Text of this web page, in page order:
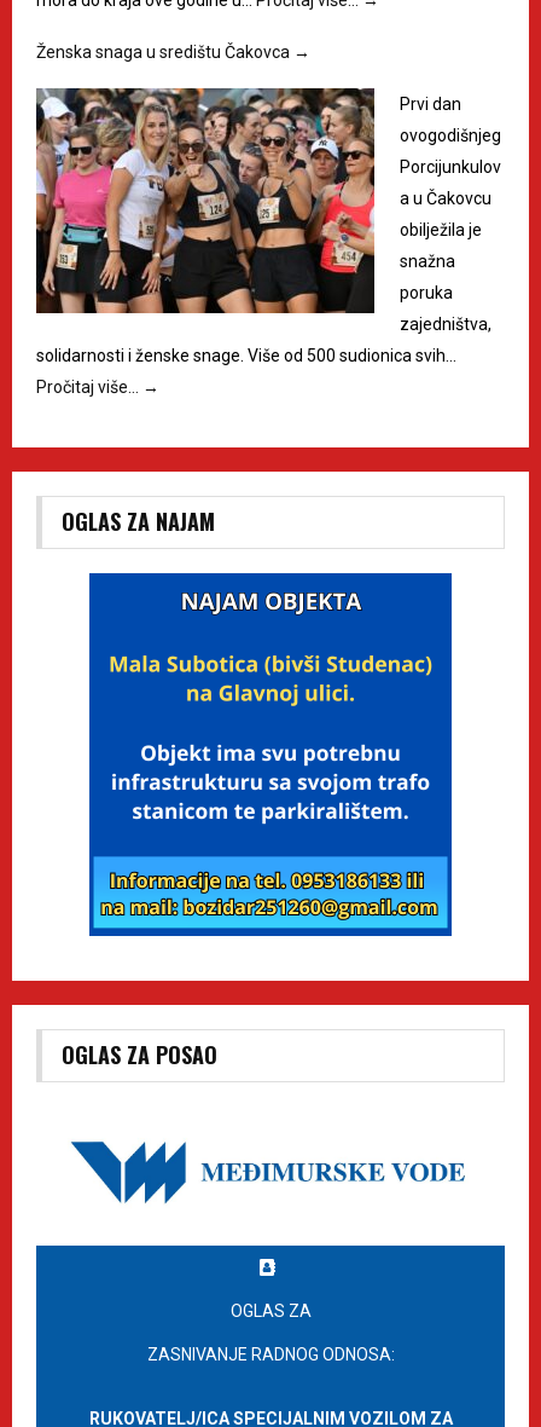
Ženska snaga u središtu Čakovca →
Prvi dan
ovogodišnjeg
Porcijunkulov
a u Čakovcu
obilježila je
snažna
poruka
zajedništva,
solidarnosti i ženske snage. Više od 500 sudionica svih…
Pročitaj više…
→
OGLAS ZA NAJAM
OGLAS ZA POSAO
OGLAS ZA
ZASNIVANJE RADNOG ODNOSA:
RUKOVATELJ/ICA SPECIJALNIM VOZILOM ZA